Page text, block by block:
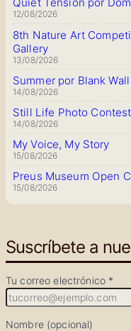
Quiet Tension por
12/08/2026
8th Nature Art
Gallery
13/08/2026
Summer por Blank
14/08/2026
Still Life Photo
14/08/2026
My Voice, My Story
15/08/2026
Preus Museum Open
15/08/2026
Suscríbete a
Tu correo electrónico *
Nombre (opcional)